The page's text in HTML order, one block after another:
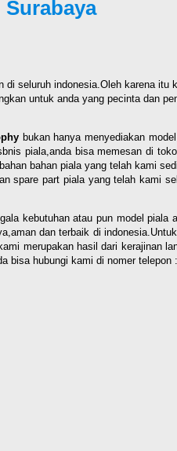
seluruh indonesia.Oleh karena
untuk anda yang pecinta dan
bukan hanya menyediakan
piala,anda bisa memesan di
bahan piala yang telah kami
spare part piala yang telah kami
kebutuhan atau pun model
dan terbaik di
merupakan hasil dari kerajinan
hubungi kami di nomer